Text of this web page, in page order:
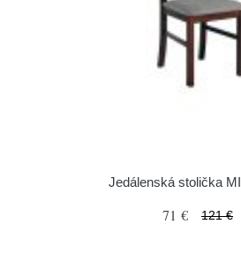
Jedálenská stolička
71 € 121 €